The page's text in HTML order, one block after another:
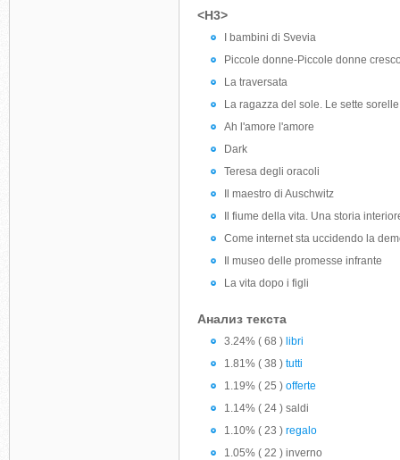
<H3>
I bambini di Svevia
Piccole donne-Piccole donne
La traversata
La ragazza del sole. Le sette sorelle
Ah l'amore l'amore
Dark
Teresa degli oracoli
Il maestro di Auschwitz
Il fiume della vita. Una storia
Come internet sta uccidendo la
Il museo delle promesse infrante
La vita dopo i figli
Анализ текста
3.24% ( 68 ) libri
1.81% ( 38 ) tutti
1.19% ( 25 ) offerte
1.14% ( 24 ) saldi
1.10% ( 23 ) regalo
1.05% ( 22 ) inverno